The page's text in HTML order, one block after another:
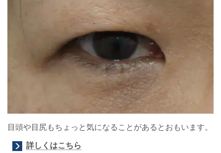
目頭や目尻もちょっと気になることがあるとおもいます。
詳しくはこちら